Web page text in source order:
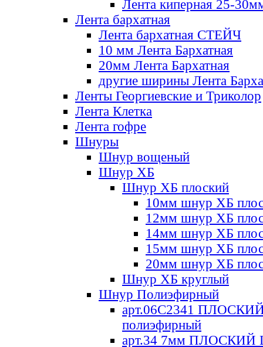
Лента киперная 25-
Лента бархатная
Лента бархатная СТЕЙЧ
10 мм Лента Бархатная
20мм Лента Бархатная
другие ширины Лента
Ленты Георгиевские и Триколор
Лента Клетка
Лента гофре
Шнуры
Шнур вощеный
Шнур ХБ
Шнур ХБ плоский
10мм шнур ХБ
12мм шнур ХБ
14мм шнур ХБ
15мм шнур ХБ
20мм шнур ХБ
Шнур ХБ круглый
Шнур Полиэфирный
арт.06С2341
полиэфирный
арт.34 7мм ПЛОСКИЙ